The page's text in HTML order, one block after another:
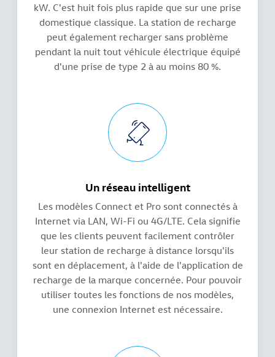
kW. C'est huit fois plus rapide que sur une prise
domestique classique. La station de recharge
peut également recharger sans problème
pendant la nuit tout véhicule électrique équipé
d'une prise de type 2 à au moins 80 %.
Un réseau intelligent
Les modèles Connect et Pro sont connectés à
Internet via LAN, Wi-Fi ou 4G/LTE. Cela signifie
que les clients peuvent facilement contrôler
leur station de recharge à distance lorsqu'ils
sont en déplacement, à l'aide de l'application de
recharge de la marque concernée. Pour pouvoir
utiliser toutes les fonctions de nos modèles,
une connexion Internet est nécessaire.